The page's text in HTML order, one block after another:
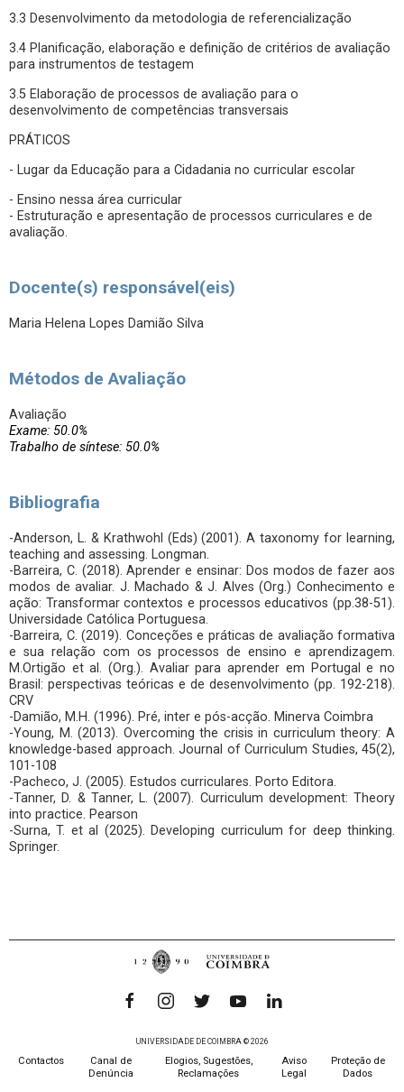
3.3 Desenvolvimento da metodologia de referencialização
3.4 Planificação, elaboração e definição de critérios de avaliação
para instrumentos de testagem
3.5 Elaboração de processos de avaliação para o
desenvolvimento de competências transversais
PRÁTICOS
- Lugar da Educação para a Cidadania no curricular escolar
- Ensino nessa área curricular
- Estruturação e apresentação de processos curriculares e de
avaliação.
Docente(s) responsável(eis)
Maria Helena Lopes Damião Silva
Métodos de Avaliação
Avaliação
Exame: 50.0%
Trabalho de síntese: 50.0%
Bibliografia
-Anderson, L. & Krathwohl (Eds) (2001). A taxonomy for learning,
teaching and assessing. Longman.
-Barreira, C. (2018). Aprender e ensinar: Dos modos de fazer aos
modos de avaliar. J. Machado & J. Alves (Org.) Conhecimento e
ação: Transformar contextos e processos educativos (pp.38-51).
Universidade Católica Portuguesa.
-Barreira, C. (2019). Conceções e práticas de avaliação formativa
e sua relação com os processos de ensino e aprendizagem.
M.Ortigão et al. (Org.). Avaliar para aprender em Portugal e no
Brasil: perspectivas teóricas e de desenvolvimento (pp. 192-218).
CRV
-Damião, M.H. (1996). Pré, inter e pós-acção. Minerva Coimbra
-Young, M. (2013). Overcoming the crisis in curriculum theory: A
knowledge-based approach. Journal of Curriculum Studies, 45(2),
101-108
-Pacheco, J. (2005). Estudos curriculares. Porto Editora.
-Tanner, D. & Tanner, L. (2007). Curriculum development: Theory
into practice. Pearson
-Surna, T. et al (2025). Developing curriculum for deep thinking.
Springer.
UNIVERSIDADE DE COIMBRA © 2026
Contactos
Canal de
Denúncia
Elogios, Sugestões,
Reclamações
Aviso
Legal
Proteção de
Dados